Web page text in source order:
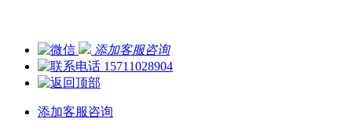
添加客服咨询
15711028904
添加客服咨询